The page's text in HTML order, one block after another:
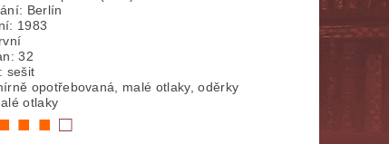
SPORT
ZPĚVNÍKY, NOTY
Berlín
1983
32
sešit
opotřebovaná, malé otlaky, oděrky
otlaky
■ ■ □